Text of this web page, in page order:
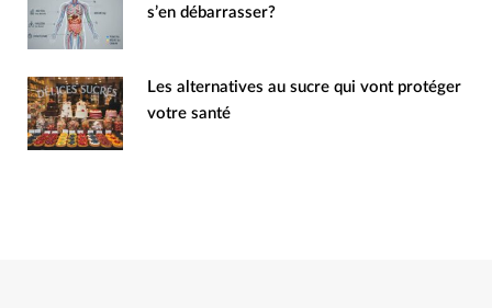
s’en débarrasser?
Les alternatives au sucre qui vont protéger
votre santé